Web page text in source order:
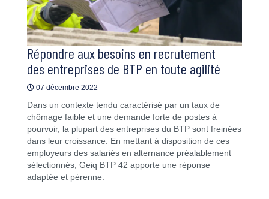
Répondre aux besoins en recrutement
des entreprises de BTP en toute agilité
07 décembre 2022
Dans un contexte tendu caractérisé par un taux de
chômage faible et une demande forte de postes à
pourvoir, la plupart des entreprises du BTP sont freinées
dans leur croissance. En mettant à disposition de ces
employeurs des salariés en alternance préalablement
sélectionnés, Geiq BTP 42 apporte une réponse
adaptée et pérenne.